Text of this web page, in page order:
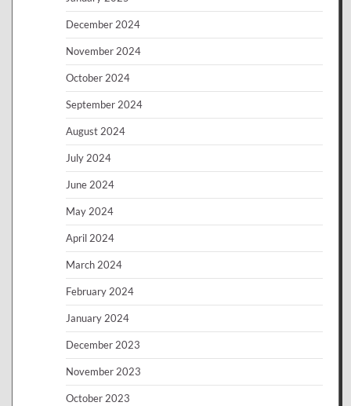
December 2024
November 2024
October 2024
September 2024
August 2024
July 2024
June 2024
May 2024
April 2024
March 2024
February 2024
January 2024
December 2023
November 2023
October 2023